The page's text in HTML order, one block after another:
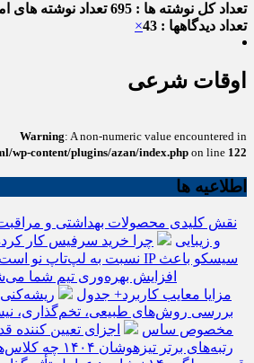
تعداد کل نوشته ها : 695
تعداد نوشته های
تعداد دیدگاهها : 43
×
اوقات شرعی
Warning: A non-numeric value encountered in
wp-content/plugins/azan/index.php on line 122
اطلاعیه ها
نقش کلیدی محصولات بهداشتی و
و زیبایی
چرا خرید سرفیس کار
نسبت به لپ‌تاپ نو
افزایش بهره‌وری تیم شما
اس(ups)+مزایا معایب کاربرد+ جدول
بررسی روش‌های طبیعی، تخم‌گذاری،
مخصوص ساس
اجزای تعیین کننده
رتبه‌های برتر تیزهوشان ۱۴۰۴ چه کلاس‌هایی را انتخاب کردند؟